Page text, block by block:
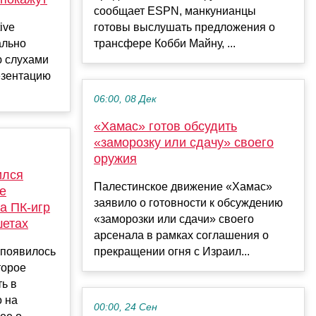
слухами
ПК-игр
в
на
сообщает ESPN, манкунианцы
готовы выслушать предложения о
трансфере Кобби Майну, ...
06:00, 08 Дек
«Хамас» готов обсудить
«заморозку или сдачу» своего
оружия
Палестинское движение «Хамас»
заявило о готовности к обсуждению
«заморозки или сдачи» своего
арсенала в рамках соглашения о
прекращении огня с Израил...
00:00, 24 Сен